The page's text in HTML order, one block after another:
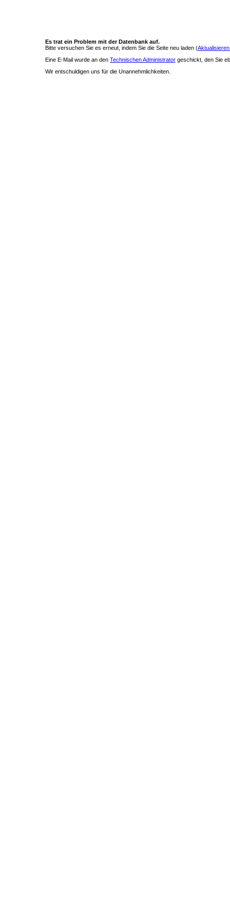
Es trat ein Problem mit der Datenbank auf.
Bitte versuchen Sie es erneut, indem Sie die Seite neu laden (
Eine E-Mail wurde an den Technischen Administrator geschickt, den Sie
Wir entschuldigen uns für die Unannehmlichkeiten.